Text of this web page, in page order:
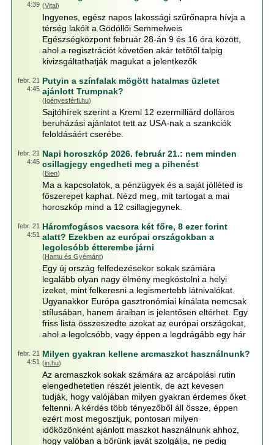
4:39 (Vital)
Ingyenes, egész napos lakossági szűrőnapra hívja a
térség lakóit a Gödöllői Semmelweis
Egészségközpont február 28-án 9 és 16 óra között,
ahol a regisztrációt követően akár tetőtől talpig
kivizsgáltathatják magukat a jelentkezők
febr. 21
4:45
Putyin a színfalak mögött hatalmas üzletet
ajánlott Trumpnak?
(Igényesférfi.hu)
Sajtóhírek szerint a Kreml 12 ezermilliárd dolláros
beruházási ajánlatot tett az USA-nak a szankciók
feloldásáért cserébe.
febr. 21
4:45
Napi horoszkóp 2026. február 21.: nem minden
csillagjegy engedheti meg a pihenést
(Bien)
Ma a kapcsolatok, a pénzügyek és a saját jólléted is
főszerepet kaphat. Nézd meg, mit tartogat a mai
horoszkóp mind a 12 csillagjegynek.
febr. 21
4:51
Háromfogásos vacsora két főre, 8 ezer forint
alatt? Ezekben az európai országokban a
legolcsóbb étterembe járni
(Hamu és Gyémánt)
Egy új ország felfedezésekor sokak számára
legalább olyan nagy élmény megkóstolni a helyi
ízeket, mint felkeresni a legismertebb látnivalókat.
Ugyanakkor Európa gasztronómiai kínálata nemcsak
stílusában, hanem áraiban is jelentősen eltérhet. Egy
friss lista összeszedte azokat az európai országokat,
ahol a legolcsóbb, vagy éppen a legdrágább egy hár
febr. 21
4:51
Milyen gyakran kellene arcmaszkot használnunk?
(in.hu)
Az arcmaszkok sokak számára az arcápolási rutin
elengedhetetlen részét jelentik, de azt kevesen
tudják, hogy valójában milyen gyakran érdemes őket
feltenni. A kérdés több tényezőből áll össze, éppen
ezért most megosztjuk, pontosan milyen
időközönként ajánlott maszkot használnunk ahhoz,
hogy valóban a bőrünk javát szolgálja, ne pedig